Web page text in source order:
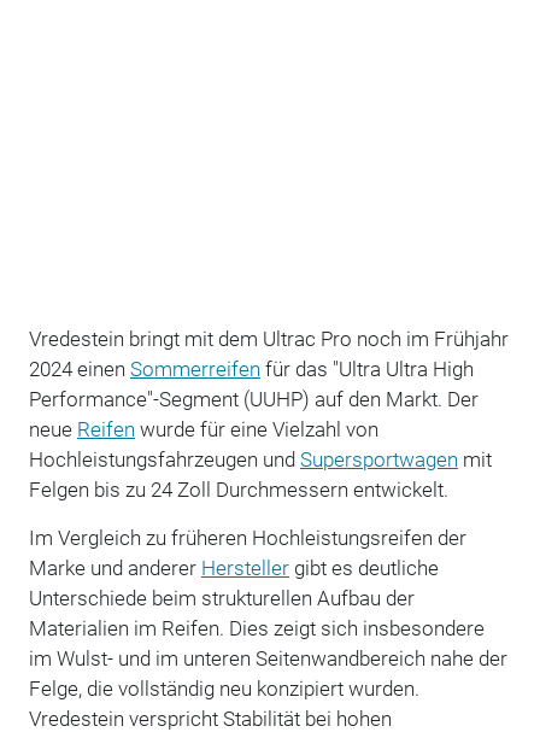
Vredestein bringt mit dem Ultrac Pro noch im Frühjahr
2024 einen Sommerreifen für das "Ultra Ultra High
Performance"-Segment (UUHP) auf den Markt. Der
neue Reifen wurde für eine Vielzahl von
Hochleistungsfahrzeugen und Supersportwagen mit
Felgen bis zu 24 Zoll Durchmessern entwickelt.
Im Vergleich zu früheren Hochleistungsreifen der
Marke und anderer Herstellergibt es deutliche
Unterschiede beim strukturellen Aufbau der
Materialien im Reifen. Dies zeigt sich insbesondere
im Wulst- und im unteren Seitenwandbereich nahe der
Felge, die vollständig neu konzipiert wurden.
Vredestein verspricht Stabilität bei hohen